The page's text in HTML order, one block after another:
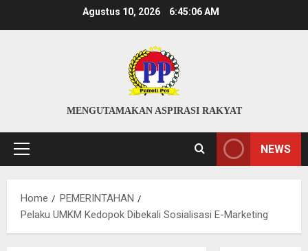
Agustus 10, 2026 6:45:06 AM
MENGUTAMAKAN ASPIRASI RAKYAT
Primary
NEWS
Home
PEMERINTAHAN
Pelaku UMKM Kedopok Dibekali Sosialisasi E-Marketing